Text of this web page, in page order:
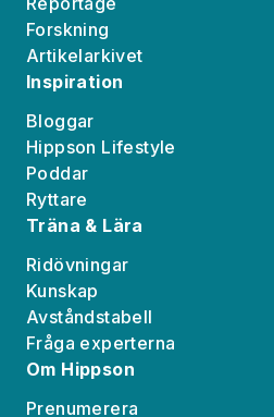
Forskning
Artikelarkivet
Inspiration
Bloggar
Hippson Lifestyle
Poddar
Ryttare
Träna & Lära
Ridövningar
Kunskap
Avståndstabell
Fråga experterna
Om Hippson
Prenumerera